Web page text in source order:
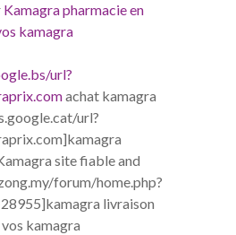
Kamagra pharmacie en
kamagra
url?
achat kamagra
url?
site fiable and
forum/home.php?
livraison
kamagra